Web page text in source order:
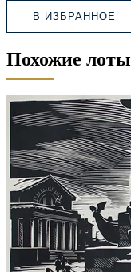
В ИЗБРАННОЕ
Похожие лоты